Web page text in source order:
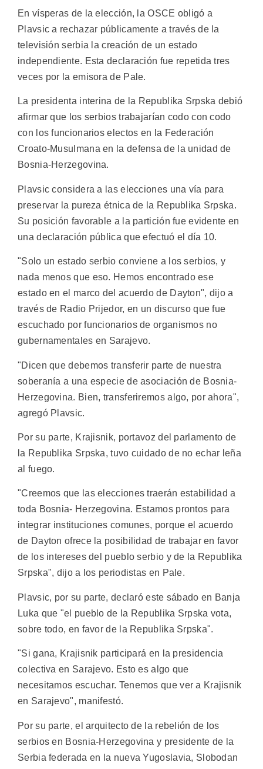
En vísperas de la elección, la OSCE obligó a
Plavsic a rechazar públicamente a través de la
televisión serbia la creación de un estado
independiente. Esta declaración fue repetida tres
veces por la emisora de Pale.
La presidenta interina de la Republika Srpska debió
afirmar que los serbios trabajarían codo con codo
con los funcionarios electos en la Federación
Croato-Musulmana en la defensa de la unidad de
Bosnia-Herzegovina.
Plavsic considera a las elecciones una vía para
preservar la pureza étnica de la Republika Srpska.
Su posición favorable a la partición fue evidente en
una declaración pública que efectuó el día 10.
"Solo un estado serbio conviene a los serbios, y
nada menos que eso. Hemos encontrado ese
estado en el marco del acuerdo de Dayton", dijo a
través de Radio Prijedor, en un discurso que fue
escuchado por funcionarios de organismos no
gubernamentales en Sarajevo.
"Dicen que debemos transferir parte de nuestra
soberanía a una especie de asociación de Bosnia-
Herzegovina. Bien, transferiremos algo, por ahora",
agregó Plavsic.
Por su parte, Krajisnik, portavoz del parlamento de
la Republika Srpska, tuvo cuidado de no echar leña
al fuego.
"Creemos que las elecciones traerán estabilidad a
toda Bosnia- Herzegovina. Estamos prontos para
integrar instituciones comunes, porque el acuerdo
de Dayton ofrece la posibilidad de trabajar en favor
de los intereses del pueblo serbio y de la Republika
Srpska", dijo a los periodistas en Pale.
Plavsic, por su parte, declaró este sábado en Banja
Luka que "el pueblo de la Republika Srpska vota,
sobre todo, en favor de la Republika Srpska".
"Si gana, Krajisnik participará en la presidencia
colectiva en Sarajevo. Esto es algo que
necesitamos escuchar. Tenemos que ver a Krajisnik
en Sarajevo", manifestó.
Por su parte, el arquitecto de la rebelión de los
serbios en Bosnia-Herzegovina y presidente de la
Serbia federada en la nueva Yugoslavia, Slobodan